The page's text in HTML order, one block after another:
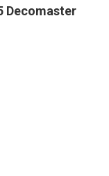
Decomaster